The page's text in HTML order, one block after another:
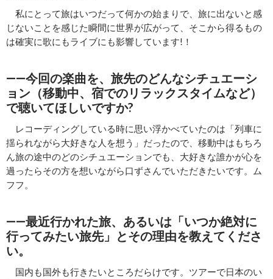
私にとって旅はいつだって何かの始まりで、旅に出ないと感
じないことを感じた瞬間に世界が広がって、そこから得るもの
は確実に歌にもライブにも影響しています!！
――今回の楽曲を、旅先のどんなシチュエーシ
ョン（移動中、宿でのリラックスタイムなど）
で聴いてほしいですか?
レコーディングしている時に思い浮かべていたのは「列車に
揺られながら大好きな人を想う」だったので、移動中はもちろ
ん旅の途中のどのシチュエーションでも、大好きな誰かが心を
過ったらその方を想いながら口ずさんでいただきたいです。ム
フフ。
――最近行かれた旅、あるいは「いつか絶対に
行ってみたい旅先」とその理由を教えてくださ
い。
国内も国外も行きたいところだらけです。ツアーで日本のい